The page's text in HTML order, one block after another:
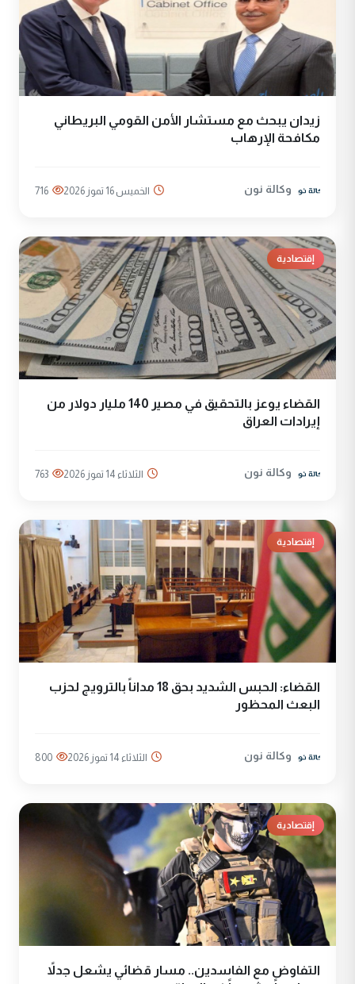
زيدان يبحث مع مستشار الأمن القومي البريطاني
مكافحة الإرهاب
وكالة نون الخميس 16 تموز 2026 716
إقتصادية
القضاء يوعز بالتحقيق في مصير 140 مليار دولار من
إيرادات العراق
وكالة نون الثلاثاء 14 تموز 2026 763
إقتصادية
القضاء: الحبس الشديد بحق 18 مداناً بالترويج لحزب
البعث المحظور
وكالة نون الثلاثاء 14 تموز 2026 800
إقتصادية
التفاوض مع الفاسدين.. مسار قضائي يشعل جدلاً